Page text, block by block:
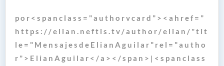
p o r < s p a n c l a s s = " a u t h o r v c a r d " > < a h r e f = "
h t t p s : / / e l i a n . n e f t i s . t v / a u t h o r / e l i a n / " t i t
l e = " M e n s a j e s d e E l i a n A g u i l a r " r e l = " a u t h o
r " > E l i a n A g u i l a r < / a > < / s p a n > | < s p a n c l a s s